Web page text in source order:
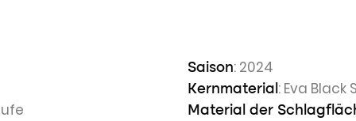
Saison: 2024
Kernmaterial : Eva Black
Material der